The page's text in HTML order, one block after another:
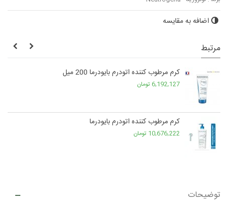
اضافه به مقایسه
مرتبط
کرم مرطوب کننده اتودرم بایودرما 200 میل
6,192,127 تومان
کرم مرطوب کننده اتودرم بایودرما
10,676,222 تومان
توضیحات